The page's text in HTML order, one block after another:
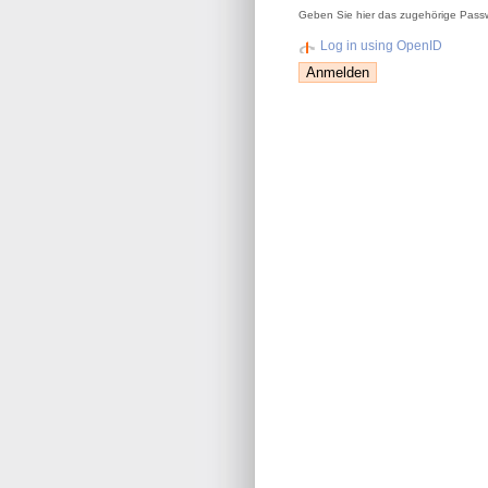
Geben Sie hier das zugehörige
Log in using OpenID